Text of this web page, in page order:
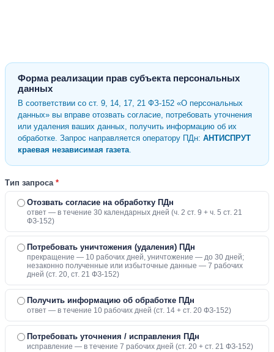
Форма реализации прав субъекта персональных
данных
В соответствии со ст. 9, 14, 17, 21 ФЗ-152 «О персональных
данных» вы вправе отозвать согласие, потребовать уточнения
или удаления ваших данных, получить информацию об их
обработке. Запрос направляется оператору ПДн: АНТИСПРУТ
краевая независимая газета.
Тип запроса *
Отозвать согласие на обработку ПДн
ответ — в течение 30 календарных дней (ч. 2 ст. 9 + ч. 5 ст. 21
ФЗ-152)
Потребовать уничтожения (удаления) ПДн
прекращение — 10 рабочих дней, уничтожение — до 30 дней;
незаконно полученные или избыточные данные — 7 рабочих
дней (ст. 20, ст. 21 ФЗ-152)
Получить информацию об обработке ПДн
ответ — в течение 10 рабочих дней (ст. 14 + ст. 20 ФЗ-152)
Потребовать уточнения / исправления ПДн
исправление — в течение 7 рабочих дней (ст. 20 + ст. 21 ФЗ-152)